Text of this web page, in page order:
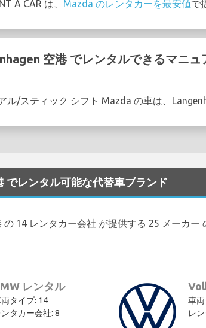
A CAR は、 Mazda のレンタカーを最安値で
空港 でレンタルできるマニ
ル/スティック シフト Mazda の車は、
でレンタル可能な代替車ブランド
の 14 レンタカー会社 が提供する 25 メーカー
レンタル
タイプ: 14
ンタカー会社: 8
車
レ